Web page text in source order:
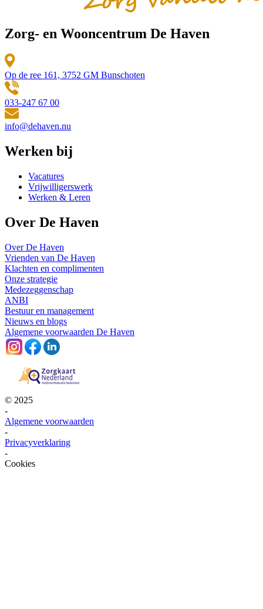
Zorg- en Wooncentrum De Haven
Op de ree 161, 3752 GM Bunschoten
033-247 67 00
info@dehaven.nu
Werken bij
Vacatures
Vrijwilligerswerk
Werken & Leren
Over De Haven
Over De Haven
Vrienden van De Haven
Klachten en complimenten
Onze strategie
Medezeggenschap
ANBI
Bestuur en management
Nieuws en blogs
Algemene voorwaarden De Haven
© 2025
-
Algemene voorwaarden
-
Privacyverklaring
-
Cookies